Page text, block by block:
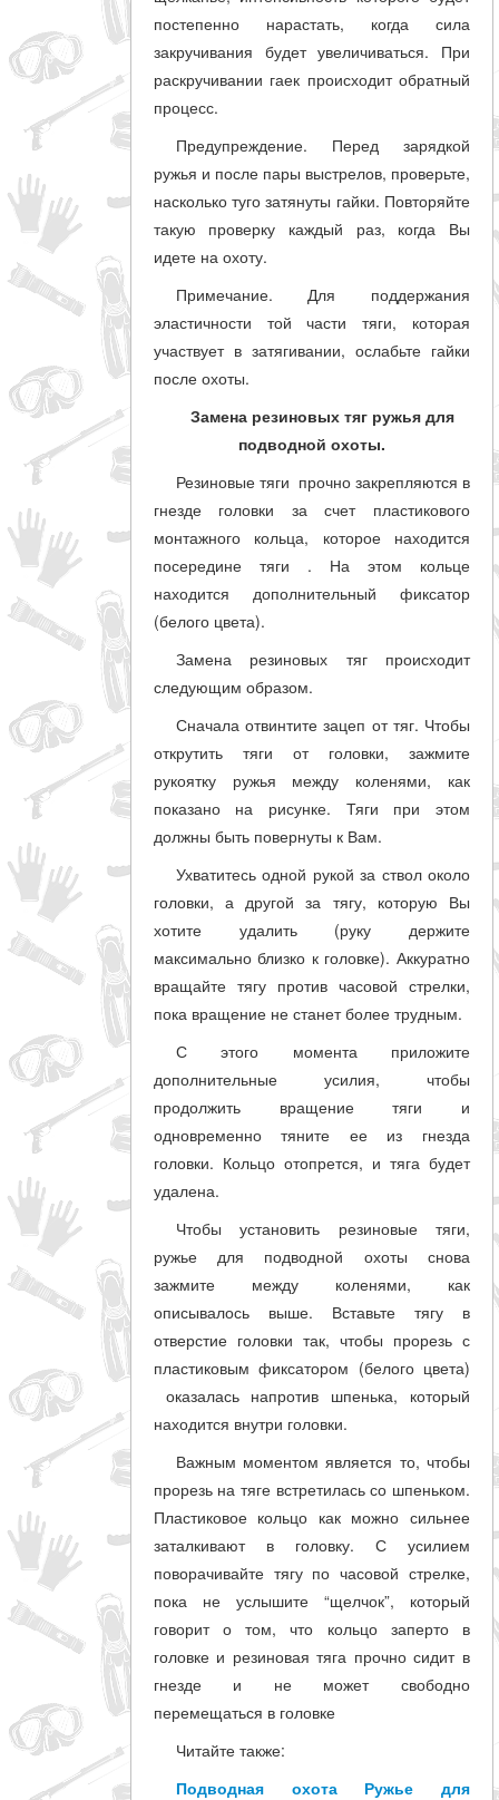
постепенно нарастать, когда сила
закручивания будет увеличиваться. При
раскручивании гаек происходит обратный
процесс.
Предупреждение. Перед зарядкой
ружья и после пары выстрелов, проверьте,
насколько туго затянуты гайки. Повторяйте
такую проверку каждый раз, когда Вы
идете на охоту.
Примечание. Для поддержания
эластичности той части тяги, которая
участвует в затягивании, ослабьте гайки
после охоты.
Замена резиновых тяг ружья для
подводной охоты.
Резиновые тяги прочно закрепляются в
гнезде головки за счет пластикового
монтажного кольца, которое находится
посередине тяги . На этом кольце
находится дополнительный фиксатор
(белого цвета).
Замена резиновых тяг происходит
следующим образом.
Сначала отвинтите зацеп от тяг. Чтобы
открутить тяги от головки, зажмите
рукоятку ружья между коленями, как
показано на рисунке. Тяги при этом
должны быть повернуты к Вам.
Ухватитесь одной рукой за ствол около
головки, а другой за тягу, которую Вы
хотите удалить (руку держите
максимально близко к головке). Аккуратно
вращайте тягу против часовой стрелки,
пока вращение не станет более трудным.
С этого момента приложите
дополнительные усилия, чтобы
продолжить вращение тяги и
одновременно тяните ее из гнезда
головки. Кольцо отопрется, и тяга будет
удалена.
Чтобы установить резиновые тяги,
ружье для подводной охоты снова
зажмите между коленями, как
описывалось выше. Вставьте тягу в
отверстие головки так, чтобы прорезь с
пластиковым фиксатором (белого цвета)
оказалась напротив шпенька, который
находится внутри головки.
Важным моментом является то, чтобы
прорезь на тяге встретилась со шпеньком.
Пластиковое кольцо как можно сильнее
заталкивают в головку. С усилием
поворачивайте тягу по часовой стрелке,
пока не услышите “щелчок”, который
говорит о том, что кольцо заперто в
головке и резиновая тяга прочно сидит в
гнезде и не может свободно
перемещаться в головке
Читайте также:
Подводная охота Ружье для